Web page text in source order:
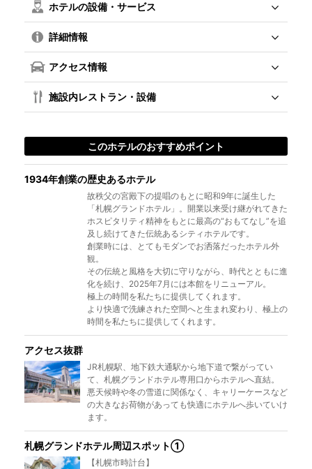
ホテルの設備・サービス
詳細情報
アクセス情報
施設内レストラン・設備
このホテルのおすすめポイント
1934年創業の歴史あるホテル
故秩父の宮殿下の提唱のもとに昭和9年に誕生した
「札幌グランドホテル」。開業以来受け継がれてきた
ホスピタリティ精神をもとに最高の“おもてなし”を追
及し続けてきた伝統あるシティホテルです。
創業時には、とてもモダンでお洒落だったホテル外
観。
その伝統と風格を大切に守りながら、時代とともに進
化を続け、2025年7月には本館をリニューアル。
極上の時間を私たちに提供してくれます。
より快適で洗練された空間へと生まれ変わり、極上の
時間を私たちに提供してくれます。
アクセス抜群
JR札幌駅、地下鉄大通駅から地下道で繋がってい
て、札幌グランドホテル専用口からホテルへ直結。
悪天候時や冬の雪道に関係なく、キャリーケースなど
の大きなお荷物があっても快適にホテルへ歩いていけ
ます。
札幌グランドホテル周辺スポット①
【札幌市時計台】